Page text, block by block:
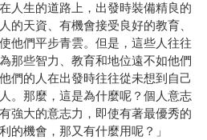
生的道路上，出發時裝備精良的
的天資、有機會接受良好的教育、
他們平步青雲。但是，這些人往往
那些智力、教育和地位遠不如他們
們的人在出發時往往從未想到自己
。那麼，這是為什麼呢？個人意志
強大的意志力，即使有著最優秀的
的機會，那又有什麼用呢？」